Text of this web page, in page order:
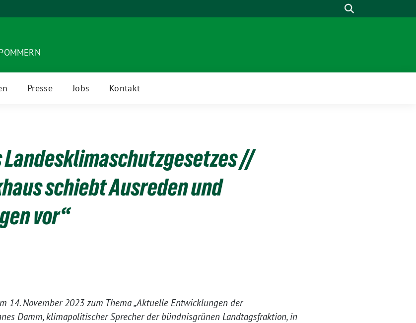
Suche
Presse Jobs Kontakt
Landesklimaschutzgesetzes //
schiebt Ausreden und
vor“
14. November 2023 zum Thema „Aktuelle Entwicklungen der
Damm, klimapolitischer Sprecher der bündnisgrünen Landtagsfraktion, in